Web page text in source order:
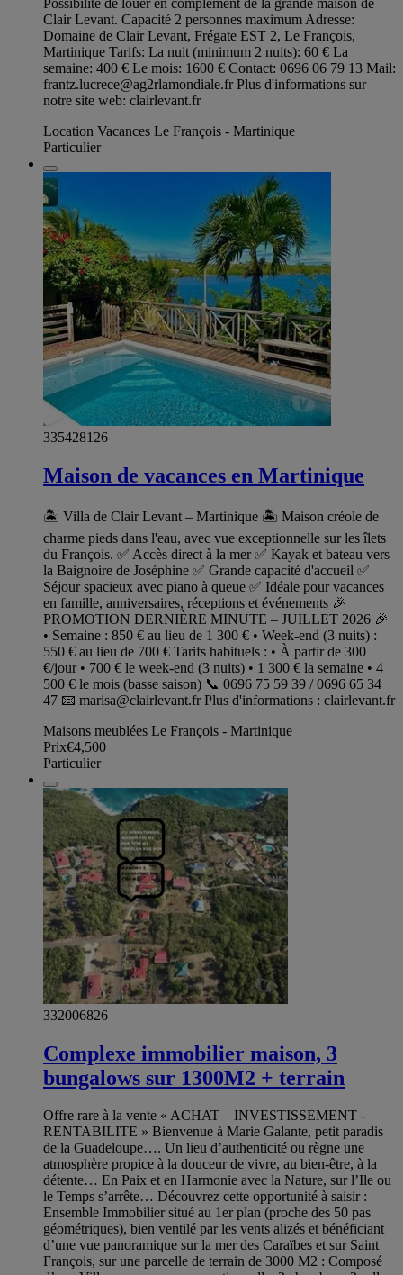
Clair Levant. Capacité 2 personnes maximum Adresse:
Domaine de Clair Levant, Frégate EST 2, Le François,
Martinique Tarifs: La nuit (minimum 2 nuits): 60 € La
semaine: 400 € Le mois: 1600 € Contact: 0696 06 79 13 Mail:
frantz.lucrece@ag2rlamondiale.frPlus d'informations sur
notre site web: clairlevant.fr
Location Vacances Le François - Martinique
Particulier
335428126
Maison de vacances en Martinique
🏝️ Villa de Clair Levant – Martinique 🏝️ Maison créole de
charme pieds dans l'eau, avec vue exceptionnelle sur les îlets
du François. ✅ Accès direct à la mer ✅ Kayak et bateau vers
la Baignoire de Joséphine ✅ Grande capacité d'accueil ✅
Séjour spacieux avec piano à queue ✅ Idéale pour vacances
en famille, anniversaires, réceptions et événements 🎉
PROMOTION DERNIÈRE MINUTE – JUILLET 2026 🎉
• Semaine : 850 € au lieu de 1 300 € • Week-end (3 nuits) :
550 € au lieu de 700 € Tarifs habituels : • À partir de 300
€/jour • 700 € le week-end (3 nuits) • 1 300 € la semaine • 4
500 € le mois (basse saison) 📞 0696 75 59 39 / 0696 65 34
47 📧 marisa@clairlevant.frPlus d'informations : clairlevant.fr
Maisons meublées Le François - Martinique
Prix€4,500
Particulier
332006826
Complexe immobilier maison, 3
bungalows sur 1300M2 + terrain
Offre rare à la vente « ACHAT – INVESTISSEMENT -
RENTABILITE » Bienvenue à Marie Galante, petit paradis
de la Guadeloupe…. Un lieu d’authenticité ou règne une
atmosphère propice à la douceur de vivre, au bien-être, à la
détente… En Paix et en Harmonie avec la Nature, sur l’Ile ou
le Temps s’arrête… Découvrez cette opportunité à saisir :
Ensemble Immobilier situé au 1er plan (proche des 50 pas
géométriques), bien ventilé par les vents alizés et bénéficiant
d’une vue panoramique sur la mer des Caraïbes et sur Saint
François, sur une parcelle de terrain de 3000 M2 : Composé